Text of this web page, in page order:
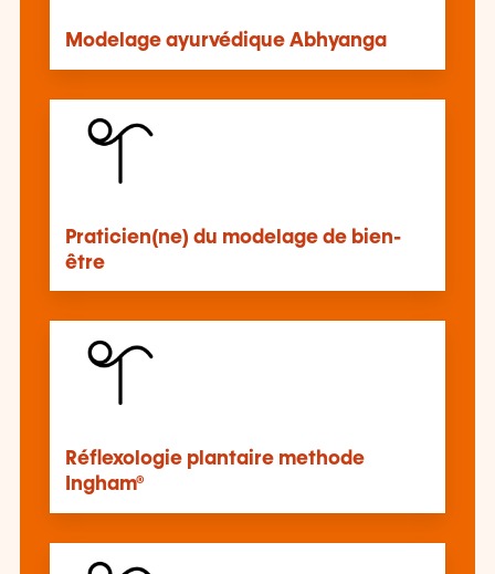
Modelage ayurvédique Abhyanga
Praticien(ne) du modelage de bien-
être
Réflexologie plantaire methode
Ingham®